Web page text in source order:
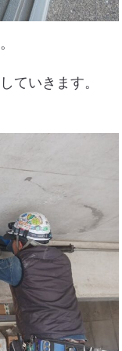
ていきます。